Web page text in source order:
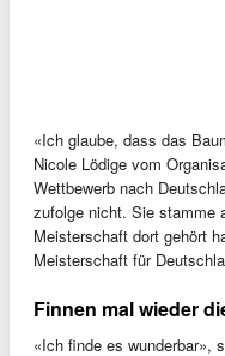
«Ich glaube, dass das
Nicole Lödige vom
Wettbewerb nach
zufolge nicht. Sie stamme
Meisterschaft dort gehört
Meisterschaft für
Finnen mal wieder
«Ich finde es wunderbar»,